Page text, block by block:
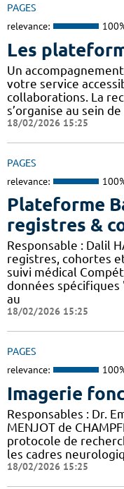
PAGES
relevance:
Les
Un
votre service
collaborations. La
s’organise au sein
18/02/2026 15:25
PAGES
relevance:
Plateforme
registres &
Responsable : Dalil
registres, cohortes
suivi médical
données
au
18/02/2026 15:25
PAGES
relevance:
Imagerie
Responsables : Dr.
MENJOT de
protocole de
les cadres
18/02/2026 15:25